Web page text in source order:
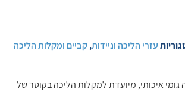
עזרי הליכה וניידות,קביים ומקלות הליכה
גומי איכותי, מיועדת למקלות הליכה בקוטר של